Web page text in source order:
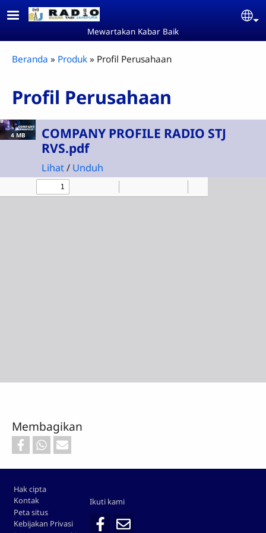
Skip to main content
Mewartakan Kabar Baik
Breadcrumb
Beranda Produk Profil Perusahaan
Profil Perusahaan
4 MB
COMPANY PROFILE RADIO STJ
RVS.pdf
Lihat/ Unduh
Membagikan
Hak cipta
Kontak
Peta situs
Kebijakan Privasi
Ikuti kami